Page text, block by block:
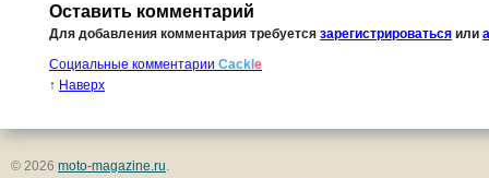
Оставить комментарий
Для добавления комментария требуется зарегистрироваться или
Социальные комментарии Cackl e
↑ Наверх
© 2026 moto-magazine.ru.